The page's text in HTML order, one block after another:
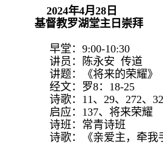
2024年4月28日
基督教罗湖堂主日崇拜
早堂：9:00-10:30
讲员：陈永安 传道
讲题：《将来的荣耀》
经文：罗8：18-25
诗歌：11、29、272、
启应：137、将来荣耀
诗班：常青诗班
诗歌：《亲爱主，牵我